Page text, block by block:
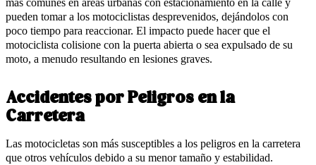
más comunes en áreas urbanas con estacionamiento en la calle y
pueden tomar a los motociclistas desprevenidos, dejándolos con
poco tiempo para reaccionar. El impacto puede hacer que el
motociclista colisione con la puerta abierta o sea expulsado de su
moto, a menudo resultando en lesiones graves.
Accidentes por Peligros en la
Carretera
Las motocicletas son más susceptibles a los peligros en la carretera
que otros vehículos debido a su menor tamaño y estabilidad.